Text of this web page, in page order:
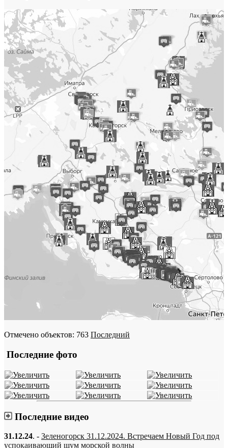
Отмечено объектов: 763 Последний
Последние фото
Последние видео
31.12.24. - Зеленогорск 31.12.2024. Встречаем Новый Год под
успокаивающий шум морской волны